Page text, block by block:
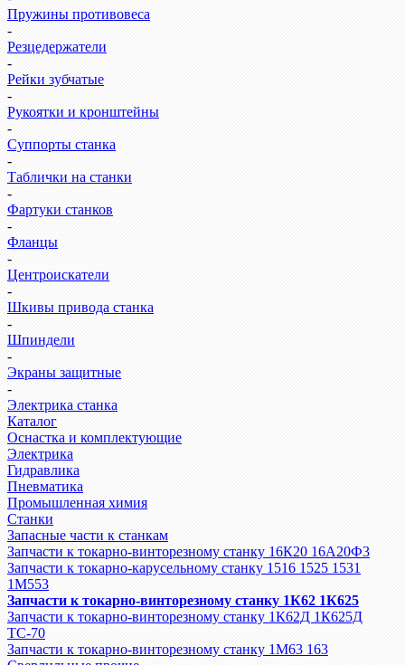
Пружины противовеса
-
Резцедержатели
-
Рейки зубчатые
-
Рукоятки и кронштейны
-
Суппорты станка
-
Таблички на станки
-
Фартуки станков
-
Фланцы
-
Центроискатели
-
Шкивы привода станка
-
Шпиндели
-
Экраны защитные
-
Электрика станка
Каталог
Оснастка и комплектующие
Электрика
Гидравлика
Пневматика
Промышленная химия
Станки
Запасные части к станкам
Запчасти к токарно-винторезному станку 16К20 16А20Ф3
Запчасти к токарно-карусельному станку 1516 1525 1531
1М553
Запчасти к токарно-винторезному станку 1К62 1К625
Запчасти к токарно-винторезному станку 1К62Д 1К625Д
ТС-70
Запчасти к токарно-винторезному станку 1М63 163